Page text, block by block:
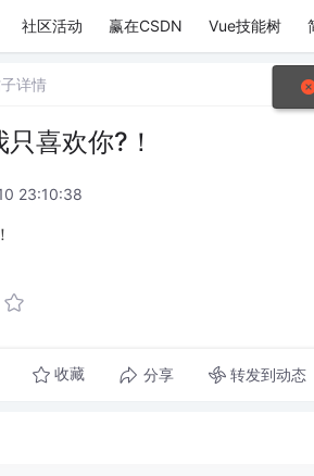
社区活动 赢在CSDN Vue技能树
详情
喜欢你?！
23:10:38
收藏 分享 转发到动态